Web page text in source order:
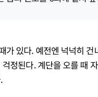
가 있다. 예전엔 넉넉히
정된다. 계단을 오를 때